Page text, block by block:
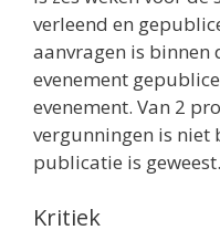
verleend en
aanvragen is binnen
evenement
evenement. Van 2
vergunningen is niet
publicatie is geweest.
Kritiek